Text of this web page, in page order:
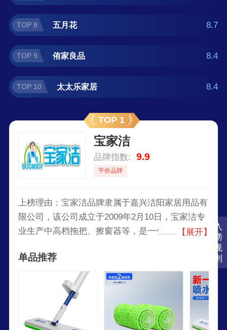
入
榜
规
则
TOP 8 五月花 8.7
TOP 9 侑家良品 8.4
TOP 10 太太乐家居 8.4
TOP 1
宝家洁
品牌指数: 9.9
平价品牌
上榜理由：宝家洁品牌隶属于嘉兴洁阳家居用品有
限公司，该公司成立于2009年2月10日，宝家洁专
业生产中高档拖把、擦窗器等，是一个拥有24年塑
品子公司，集研发、生产、销售为一体的跨国际业
务的集团型企业，宝家洁历经着从个体到民营再到
集团化运作，从OEM到ODM再到OBM稳步升级的
健康发展型民族企业。
【展开】
单品推荐